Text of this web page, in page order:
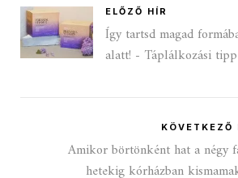
ELŐZŐ HÍR
Így tartsd magad
alatt! - Táplálkozási
KÖVETKEZŐ
Amikor börtönként hat a négy
hetekig kórházban